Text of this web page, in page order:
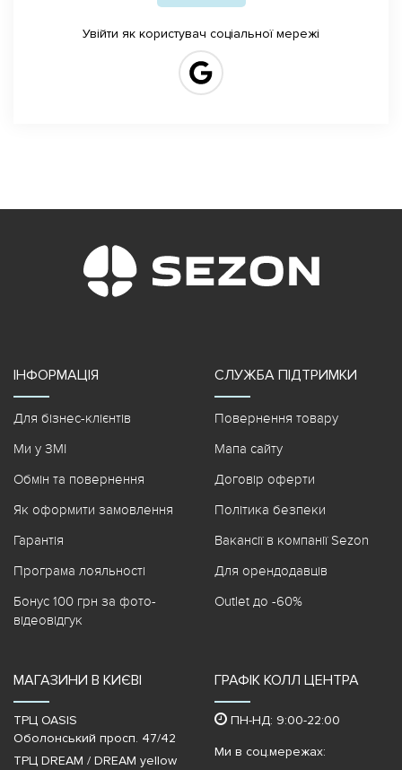
Увійти як користувач соціальної мережі
ІНФОРМАЦІЯ
Для бізнес-клієнтів
Ми у ЗМІ
Обмін та повернення
Як оформити замовлення
Гарантія
Програма лояльності
Бонус 100 грн за фото-
відеовідгук
СЛУЖБА ПІДТРИМКИ
Повернення товару
Мапа сайту
Договір оферти
Політика безпеки
Вакансії в компанії Sezon
Для орендодавців
Outlet до -60%
МАГАЗИНИ В КИЄВІ
ТРЦ OASIS
Оболонський просп. 47/42
ТРЦ DREAM / DREAM yellow
ГРАФІК КОЛЛ ЦЕНТРА
ПН-НД: 9:00-22:00
Ми в соц.мережах: